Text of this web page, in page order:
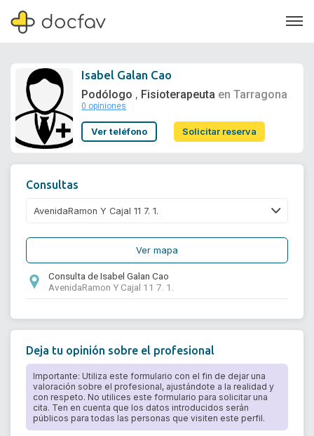
Soporte
Isabel Galan Cao
Podólogo , Fisioterapeuta en Tarragona
0 opiniones
Ver teléfono Solicitar reserva
Consultas
Ver mapa
Consulta de Isabel Galan Cao
AvenidaRamon Y Cajal 11 7. 1.
Deja tu opinión sobre el profesional
Importante: Utiliza este formulario con el fin de dejar una
valoración sobre el profesional, ajustándote a la realidad y
con respeto. No utilices este formulario para solicitar una
cita. Ten en cuenta que los datos introducidos serán
públicos para todas las personas que visiten este perfil.